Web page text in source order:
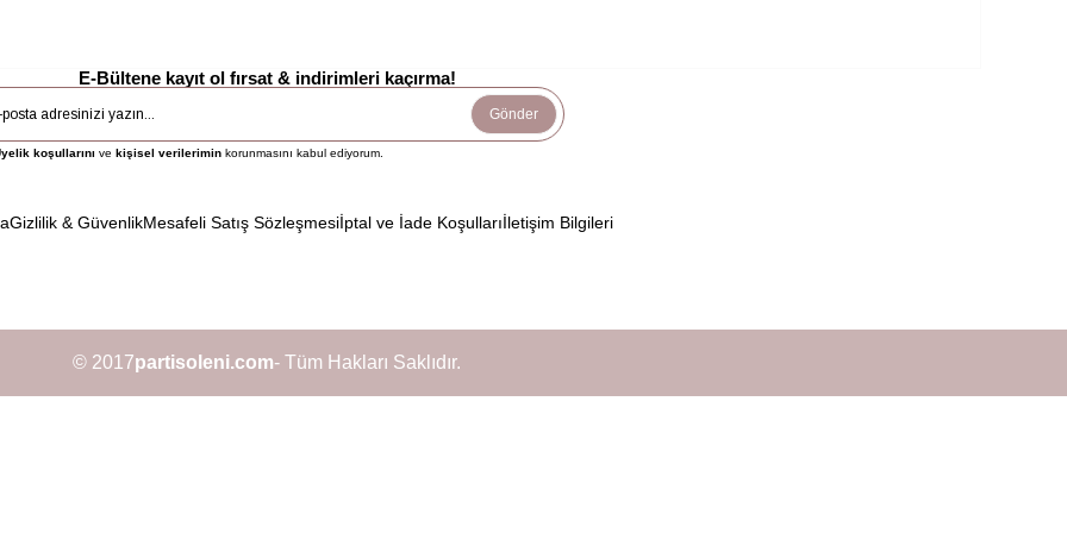
E-Bültene kayıt ol fırsat & indirimleri kaçırma!
Gönder
koşullarını ve kişisel verilerimin korunmasını kabul ediyorum.
Gizlilik & GüvenlikMesafeli Satış Sözleşmesiİptal ve İade Koşullarıİletişim Bilgileri
© 2017partisoleni.com- Tüm Hakları Saklıdır.